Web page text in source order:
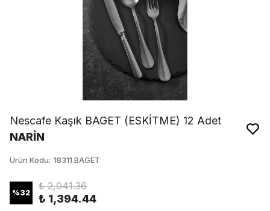
Nescafe Kaşık BAGET (ESKİTME) 12 Adet
NARİN
Ürün Kodu: 18311.BAGET
%32
₺ 2,041.36
₺ 1,394.44